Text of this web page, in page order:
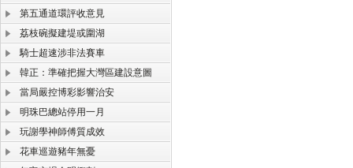
第五通道環評收意見
荔枝碗擬建堤或圍湖
騎士超速涉非法賽車
韓正：準確把握大灣區建設意圖
當局嚴控博彩影響治安
明珠巴總站停用一月
玩謝學神師傅質成效
花車巡遊豬年無憂